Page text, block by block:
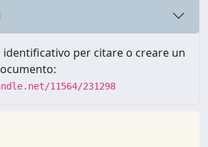
identificativo per citare o creare un
11564/231298